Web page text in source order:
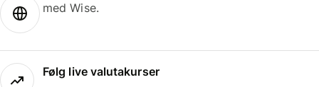
med Wise.
Følg live valutakurser